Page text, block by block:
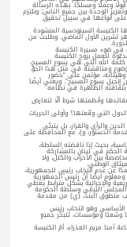
وعملًا ومسلكًا. بهذه الرسالة
الوحدة بين جميع الناس؛ ونلتزم
على أنواعها في سبيل تحقيق
الكنيسة السينودسية المنشودة
تشرين الأول الماضي. وطلبت من
في ضوء مسيرة الكنيسة
للعمل بروح الكنيسة
كلمة الله التي هي يسوع المسيح،
ومناقشته في مثل هذا الجوّ.
وهيئاته، مؤتمن على “حضور
إنجيل يسوع المسيح”. ويعني أيضًا
الظاهرة في نظامه
وأنظمتها شرط ألّا تتعارض
التي وقّعتها؟ وأولى الحريات
والرأي والقرار، بل يتبنّى
الدستور، و)، مع المحافظة على
بحيث إذا ناقضته السلطة،
في لبنان بالمشاركة
بين الأحزاب والكتل، ولا
الوطني.
عن عدم انتخاب رئيسٍ للجمهورية،
ايضًا أنّ رئيس الجمهورية
والإجرائية بشكل مترابط يعطي
النيابي وسلطة الحكومة
منطوق البند، (ي) من مقدمة
الأساسي وهو انتخاب رئيس
وشعبًا ومؤسسات، تتبخّر جميع
أمنا مريم العذراء، أمّ الكنيسة